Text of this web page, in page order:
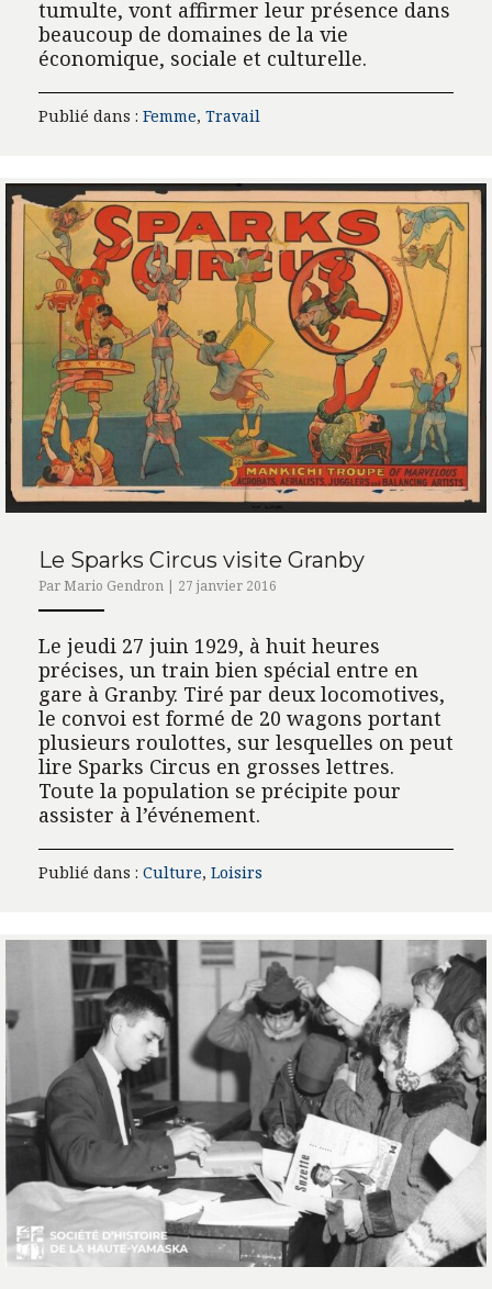
tumulte, vont affirmer leur présence dans
beaucoup de domaines de la vie
économique, sociale et culturelle.
Publié dans : Femme, Travail
Le Sparks Circus visite Granby
Par Mario Gendron | 27 janvier 2016
Le jeudi 27 juin 1929, à huit heures
précises, un train bien spécial entre en
gare à Granby. Tiré par deux locomotives,
le convoi est formé de 20 wagons portant
plusieurs roulottes, sur lesquelles on peut
lire Sparks Circus en grosses lettres.
Toute la population se précipite pour
assister à l’événement.
Publié dans : Culture, Loisirs